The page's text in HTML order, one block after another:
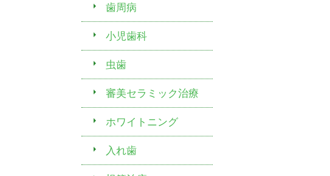
歯周病
小児歯科
虫歯
審美セラミック治療
ホワイトニング
入れ歯